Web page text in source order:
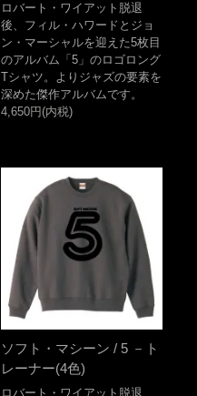
ロバート・ワイアット脱退
後、フィル・ハワードとジョ
ン・マーシャルを迎えた5枚目
のアルバム「5」のロゴロング
Tシャツ。よりジャズの要素を
深めた傑作アルバムです。
4,650円(内税)
ソフト・マシーン / 5 －ト
レーナー(4色)
ロバート・ワイアット脱退